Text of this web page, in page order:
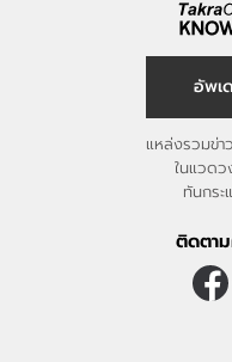
อัพเ
แหล่งรวมข่า
ในแวด
ทันกร
ติดตา